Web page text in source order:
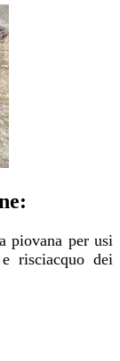
piovana per usi
risciacquo dei